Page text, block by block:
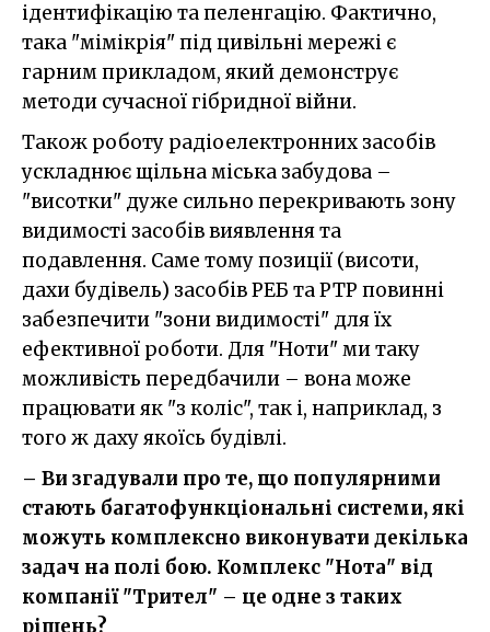
ідентифікацію та пеленгацію. Фактично,
така "мімікрія" під цивільні мережі є
гарним прикладом, який демонструє
методи сучасної гібридної війни.
Також роботу радіоелектронних засобів
ускладнює щільна міська забудова –
"висотки" дуже сильно перекривають зону
видимості засобів виявлення та
подавлення. Саме тому позиції (висоти,
дахи будівель) засобів РЕБ та РТР повинні
забезпечити "зони видимості" для їх
ефективної роботи. Для "Ноти" ми таку
можливість передбачили – вона може
працювати як "з коліс", так і, наприклад, з
того ж даху якоїсь будівлі.
– Ви згадували про те, що популярними
стають багатофункціональні системи, які
можуть комплексно виконувати декілька
задач на полі бою. Комплекс "Нота" від
компанії "Трител" – це одне з таких
рішень?